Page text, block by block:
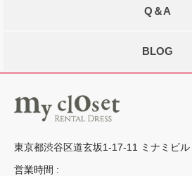
Q＆A
BLOG
東京都渋谷区道玄坂1-17-11 ミナミビル
営業時間 :